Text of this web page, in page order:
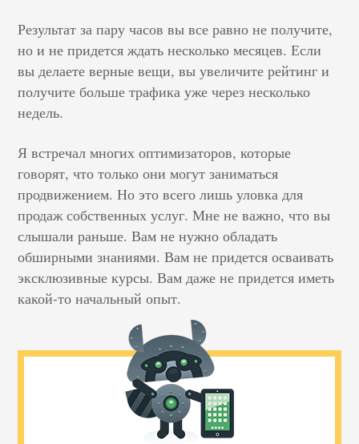
Результат за пару часов вы все равно не получите,
но и не придется ждать несколько месяцев. Если
вы делаете верные вещи, вы увеличите рейтинг и
получите больше трафика уже через несколько
недель.
Я встречал многих оптимизаторов, которые
говорят, что только они могут заниматься
продвижением. Но это всего лишь уловка для
продаж собственных услуг. Мне не важно, что вы
слышали раньше. Вам не нужно обладать
обширными знаниями. Вам не придется осваивать
эксклюзивные курсы. Вам даже не придется иметь
какой-то начальный опыт.